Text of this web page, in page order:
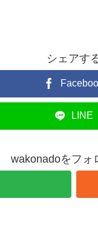
シェアす
LINE
wakonadoをフォ